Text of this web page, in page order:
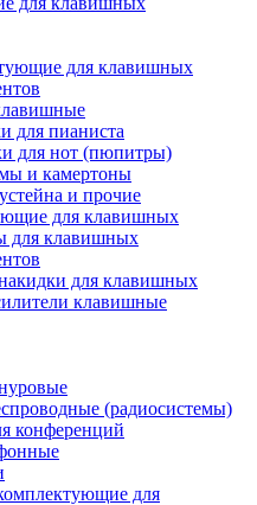
для клавишных
для пианиста
для нот (пюпитры)
и камертоны
и прочие
для клавишных
для клавишных
для клавишных
клавишные
(радиосистемы)
конференций
для